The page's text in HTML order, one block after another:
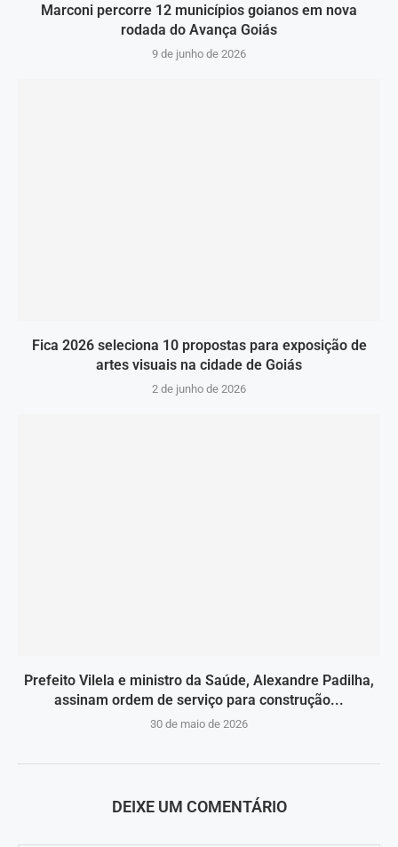
Marconi percorre 12 municípios goianos em nova
rodada do Avança Goiás
9 de junho de 2026
Fica 2026 seleciona 10 propostas para exposição de
artes visuais na cidade de Goiás
2 de junho de 2026
Prefeito Vilela e ministro da Saúde, Alexandre Padilha,
assinam ordem de serviço para construção...
30 de maio de 2026
DEIXE UM COMENTÁRIO